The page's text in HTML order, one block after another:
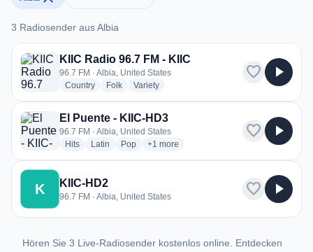
3 Radiosender aus Albia
3 Radiosender aus Albia
KIIC Radio 96.7 FM - KIIC
96.7 FM · Albia, United States
Countryradio stations
Folkradio stations
Varietyradio stations
favorite play_arrow
El Puente - KIIC-HD3
96.7 FM · Albia, United States
Hitsradio stations
Latin radio stations
Popradio stations
+1 more genres for El Puente - KIIC-HD3
more
favorite play_arrow
K KIIC-HD2
96.7 FM · Albia, United States favorite play_arrow
Hören Sie 3 Live-Radiosender kostenlos online. Entdecken